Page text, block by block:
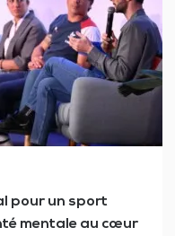
pour un sport
mentale au cœur